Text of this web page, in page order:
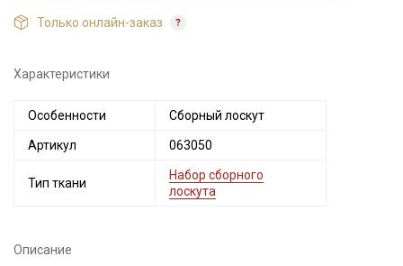
Только онлайн-заказ
Характеристики
Особенности Сборный лоскут
Артикул 063050
Тип ткани
Набор сборного
лоскута
Описание
Мы публикуем здесь дополнительные
промокоды и скидки до 30% на узкие
категории тканей